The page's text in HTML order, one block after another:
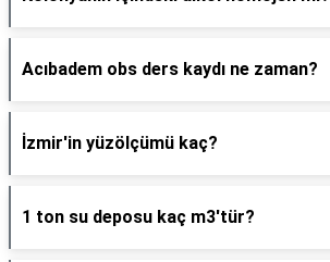
Acıbadem obs ders kaydı ne zaman?
İzmir'in yüzölçümü kaç?
1 ton su deposu kaç m3'tür?